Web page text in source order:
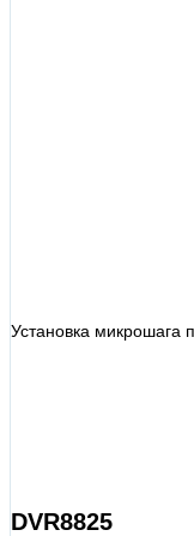
Установка микрошага
DVR8825